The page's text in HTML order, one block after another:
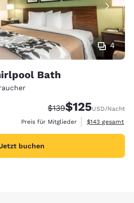
4
Bath
Durchgestrichener
$139Vergünstigter
$125USD/Nacht
Preis für Mitglieder
Geschätzte
$143 gesamt
buchen